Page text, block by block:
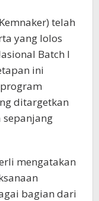
telah
yang lolos
Batch I
ini
ditargetkan
sepanjang
mengatakan
bagian dari